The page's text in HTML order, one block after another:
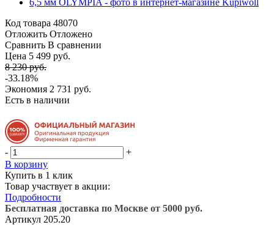
Код товара 48070
Отложить Отложено
Сравнить В сравнении
Цена 5 499 руб.
8 230 руб.
-33.18%
Экономия 2 731 руб.
Есть в наличии
-
+
В корзину
Купить в 1 клик
Товар участвует в акции:
Подробности
Бесплатная доставка по Москве от 5000 руб.
Артикул 205.20